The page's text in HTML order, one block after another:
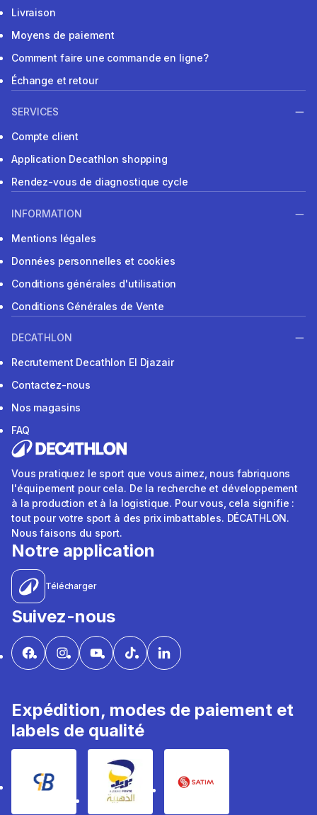
Livraison
Moyens de paiement
Comment faire une commande en ligne?
Échange et retour
SERVICES
Compte client
Application Decathlon shopping
Rendez-vous de diagnostique cycle
INFORMATION
Mentions légales
Données personnelles et cookies
Conditions générales d'utilisation
Conditions Générales de Vente
DECATHLON
Recrutement Decathlon El Djazair
Contactez-nous
Nos magasins
FAQ
Vous pratiquez le sport que vous aimez, nous fabriquons
l'équipement pour cela. De la recherche et développement
à la production et à la logistique. Pour vous, cela signifie :
tout pour votre sport à des prix imbattables. DÉCATHLON.
Nous faisons du sport.
Notre application
Télécharger
Suivez-nous
Expédition, modes de paiement et
labels de qualité